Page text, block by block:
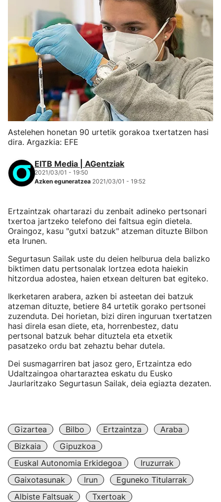
Astelehen honetan 90 urtetik gorakoa txertatzen hasi
dira. Argazkia: EFE
EITB Media | AGentziak
2021/03/01 - 19:50
Azken eguneratzea 2021/03/01 - 19:52
Ertzaintzak ohartarazi du zenbait adineko pertsonari
txertoa jartzeko telefono dei faltsua egin dietela.
Oraingoz, kasu "gutxi batzuk" atzeman dituzte Bilbon
eta Irunen.
Segurtasun Sailak uste du deien helburua dela balizko
biktimen datu pertsonalak lortzea edota haiekin
hitzordua adostea, haien etxean delturen bat egiteko.
Ikerketaren arabera, azken bi asteetan dei batzuk
atzeman dituzte, betiere 84 urtetik gorako pertsonei
zuzenduta. Dei horietan, bizi diren inguruan txertatzen
hasi direla esan diete, eta, horrenbestez, datu
pertsonal batzuk behar dituztela eta etxetik
pasatzeko ordu bat zehaztu behar dutela.
Dei susmagarriren bat jasoz gero, Ertzaintza edo
Udaltzaingoa ohartaraztea eskatu du Eusko
Jaurlaritzako Segurtasun Sailak, deia egiazta dezaten.
Gizartea Bilbo Ertzaintza
Araba
Bizkaia
Gipuzkoa
Euskal Autonomia Erkidegoa
Iruzurrak
Gaixotasunak
Irun
Eguneko Titularrak
Albiste Faltsuak
Txertoak